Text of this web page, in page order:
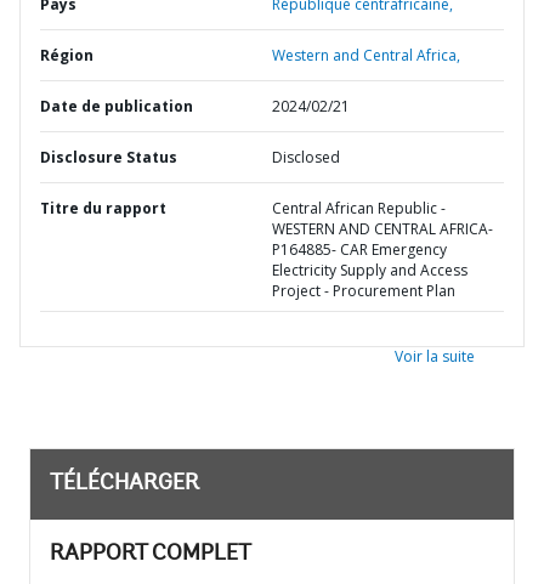
Pays République centrafricaine,
Région Western and Central Africa,
Date de publication 2024/02/21
Disclosure Status Disclosed
Titre du rapport
Central African Republic -
WESTERN AND CENTRAL AFRICA-
P164885- CAR Emergency
Electricity Supply and Access
Project - Procurement Plan
Voir la suite
TÉLÉCHARGER
RAPPORT COMPLET